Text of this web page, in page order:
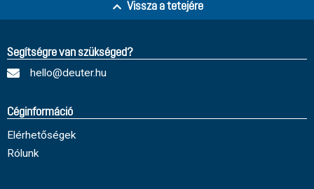
Vissza a tetejére
Segítségre van szükséged?
hello@deuter.hu
Céginformáció
Elérhetőségek
Rólunk